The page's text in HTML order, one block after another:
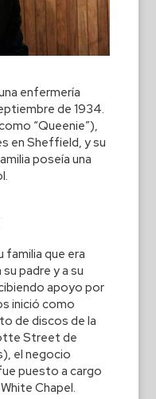
enfermería
de 1934.
“Queenie”),
en Sheffield, y su
poseía una
familia que era
padre y a su
apoyo por
inició como
de discos de la
Street de
el negocio
puesto a cargo
Chapel.